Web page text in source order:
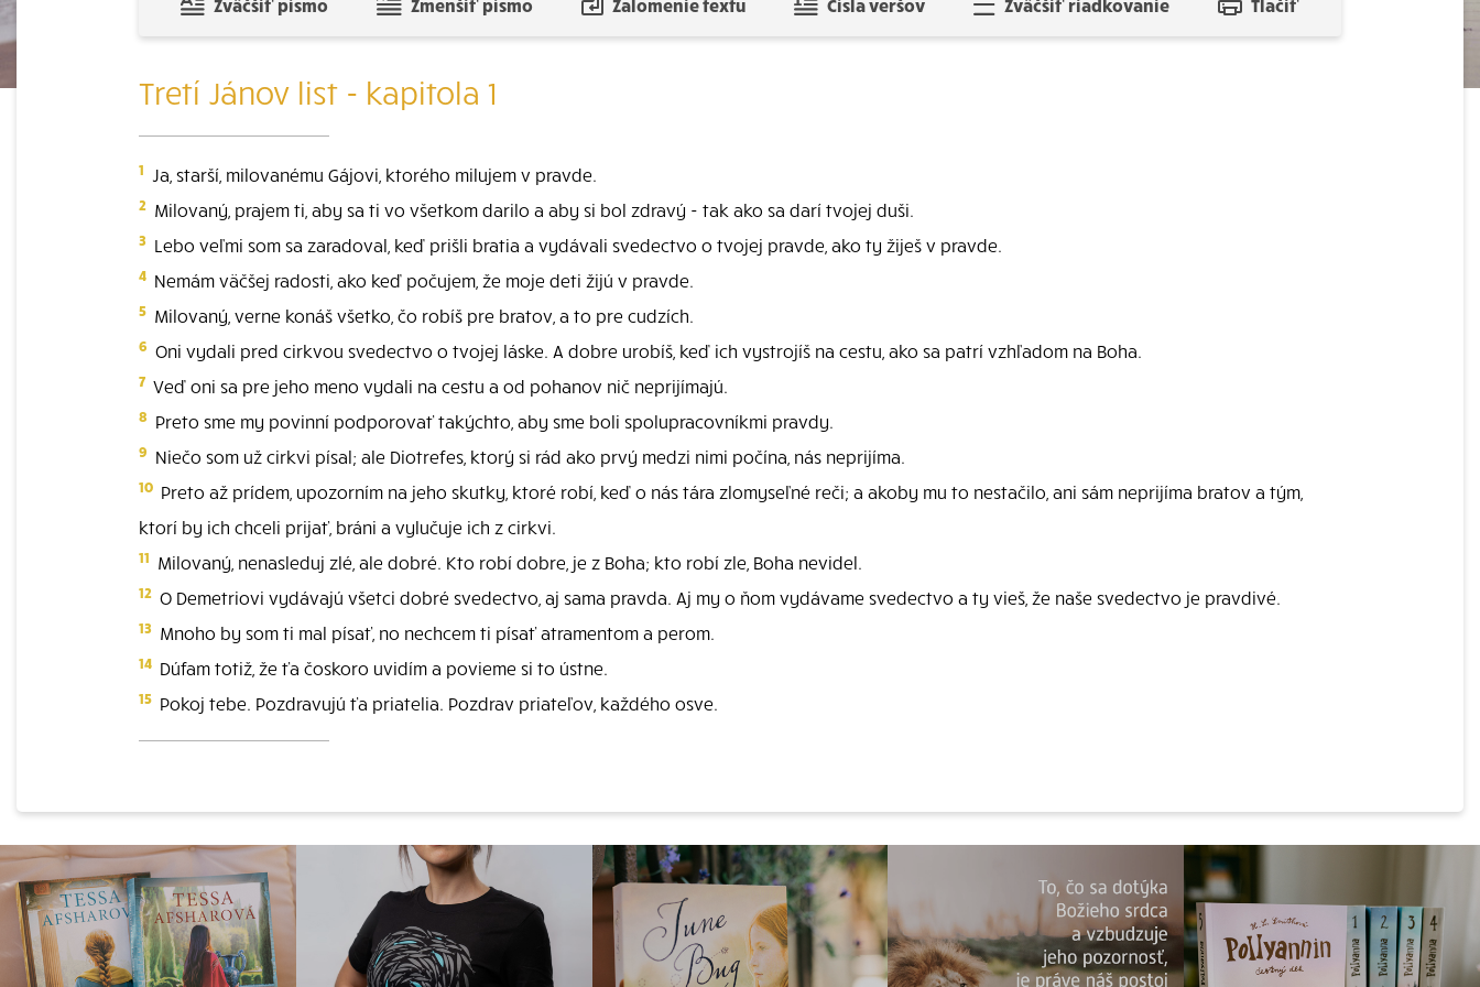
Tretí Jánov list - kapitola 1
1 Ja, starší, milovanému Gájovi, ktorého milujem v pravde.
2 Milovaný, prajem ti, aby sa ti vo všetkom darilo a aby si bol zdravý - tak ako sa darí tvojej duši.
3 Lebo veľmi som sa zaradoval, keď prišli bratia a vydávali svedectvo o tvojej pravde, ako ty žiješ v pravde.
4 Nemám väčšej radosti, ako keď počujem, že moje deti žijú v pravde.
5 Milovaný, verne konáš všetko, čo robíš pre bratov, a to pre cudzích.
6 Oni vydali pred cirkvou svedectvo o tvojej láske. A dobre urobíš, keď ich vystrojíš na cestu, ako sa patrí vzhľadom na Boha.
7 Veď oni sa pre jeho meno vydali na cestu a od pohanov nič neprijímajú.
8 Preto sme my povinní podporovať takýchto, aby sme boli spolupracovníkmi pravdy.
9 Niečo som už cirkvi písal; ale Diotrefes, ktorý si rád ako prvý medzi nimi počína, nás neprijíma.
10 Preto až prídem, upozorním na jeho skutky, ktoré robí, keď o nás tára zlomyseľné reči; a akoby mu to nestačilo, ani sám neprijíma bratov a tým,
ktorí by ich chceli prijať, bráni a vylučuje ich z cirkvi.
11 Milovaný, nenasleduj zlé, ale dobré. Kto robí dobre, je z Boha; kto robí zle, Boha nevidel.
12 O Demetriovi vydávajú všetci dobré svedectvo, aj sama pravda. Aj my o ňom vydávame svedectvo a ty vieš, že naše svedectvo je pravdivé.
13 Mnoho by som ti mal písať, no nechcem ti písať atramentom a perom.
14 Dúfam totiž, že ťa čoskoro uvidím a povieme si to ústne.
15 Pokoj tebe. Pozdravujú ťa priatelia. Pozdrav priateľov, každého osve.